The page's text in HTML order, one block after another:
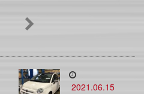
2021.06.15